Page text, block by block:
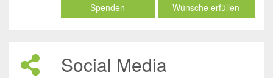
Spenden Wünsche erfüllen
Social Media